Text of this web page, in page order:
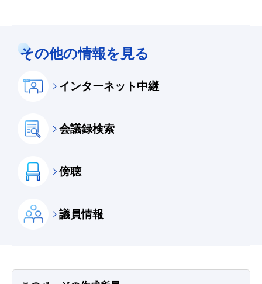
その他の情報を見る
インターネット中継
会議録検索
傍聴
議員情報